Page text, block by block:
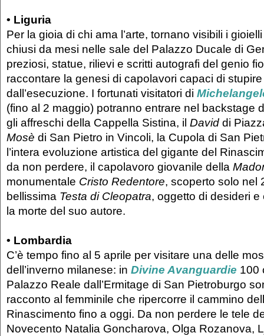
• Liguria
Per la gioia di chi ama l’arte, tornano visibili i
chiusi da mesi nelle sale del Palazzo Ducale di
preziosi, statue, rilievi e scritti autografi del genio
raccontare la genesi di capolavori capaci di
dall’esecuzione. I fortunati visitatori di
(fino al 2 maggio) potranno entrare nel backstage
gli affreschi della Cappella Sistina, il David di
Mosè di San Pietro in Vincoli, la Cupola di San
l’intera evoluzione artistica del gigante del
da non perdere, il capolavoro giovanile della
monumentale Cristo Redentore, scoperto solo nel
bellissima Testa di Cleopatra, oggetto di desideri
la morte del suo autore.
• Lombardia
C’è tempo fino al 5 aprile per visitare una delle
dell’inverno milanese: in Divine Avanguardie 100
Palazzo Reale dall’Ermitage di San Pietroburgo
racconto al femminile che ripercorre il cammino
Rinascimento fino a oggi. Da non perdere le tele
Novecento Natalia Goncharova, Olga Rozanova,